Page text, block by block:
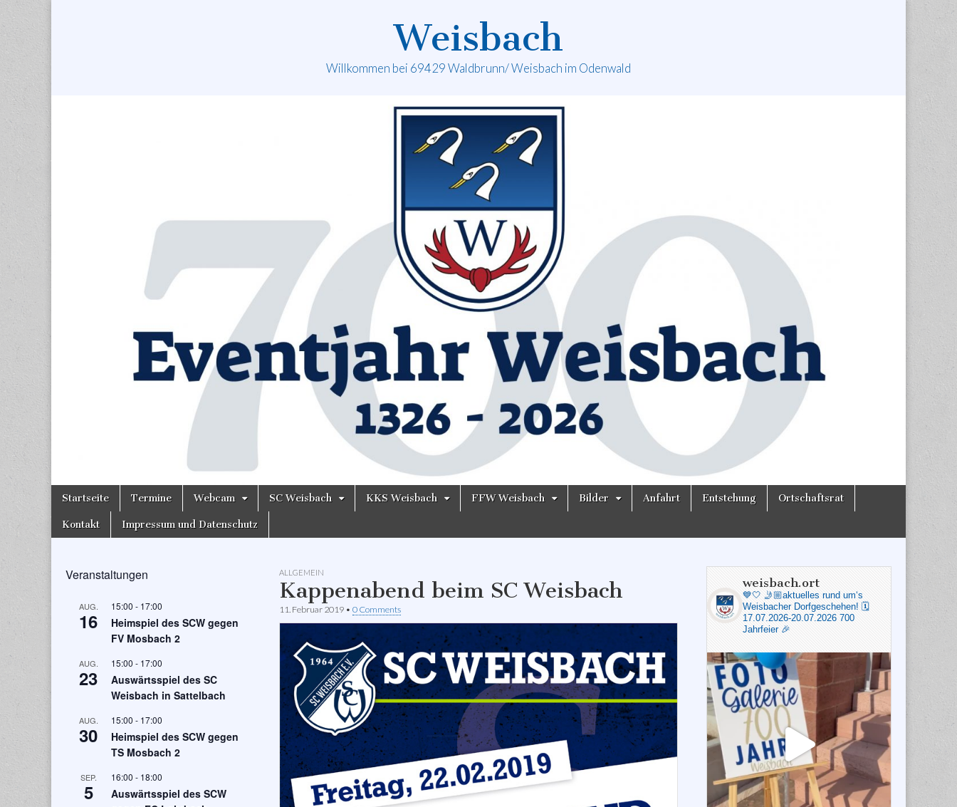
Weisbach
Willkommen bei 69429 Waldbrunn/ Weisbach im Odenwald
Main
Skip
content
Startseite Termine Webcam SC Weisbach KKS Weisbach FFW Weisbach Bilder Anfahrt Entstehung Ortschaftsrat
Kontakt Impressum und Datenschutz
ALLGEMEIN
Kappenabend beim SC Weisbach
11. Februar 2019 • 0 Comments
Veranstaltungen
AUG.
16
15:00 - 17:00
Heimspiel des SCW gegen
FV Mosbach 2
AUG.
23
15:00 - 17:00
Auswärtsspiel des SC
Weisbach in Sattelbach
AUG.
30
15:00 - 17:00
Heimspiel des SCW gegen
TS Mosbach 2
SEP.
5
16:00 - 18:00
Auswärtsspiel des SCW
weisbach.ort
💙🤍 🤳🏼aktuelles rund um‘s
Weisbacher Dorfgeschehen! 🗓️
17.07.2026-20.07.2026 700
Jahrfeier 🎉